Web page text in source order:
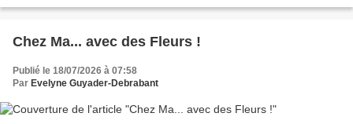
Chez Ma... avec des Fleurs !
Publié le 18/07/2026 à 07:58
Par Evelyne Guyader-Debrabant